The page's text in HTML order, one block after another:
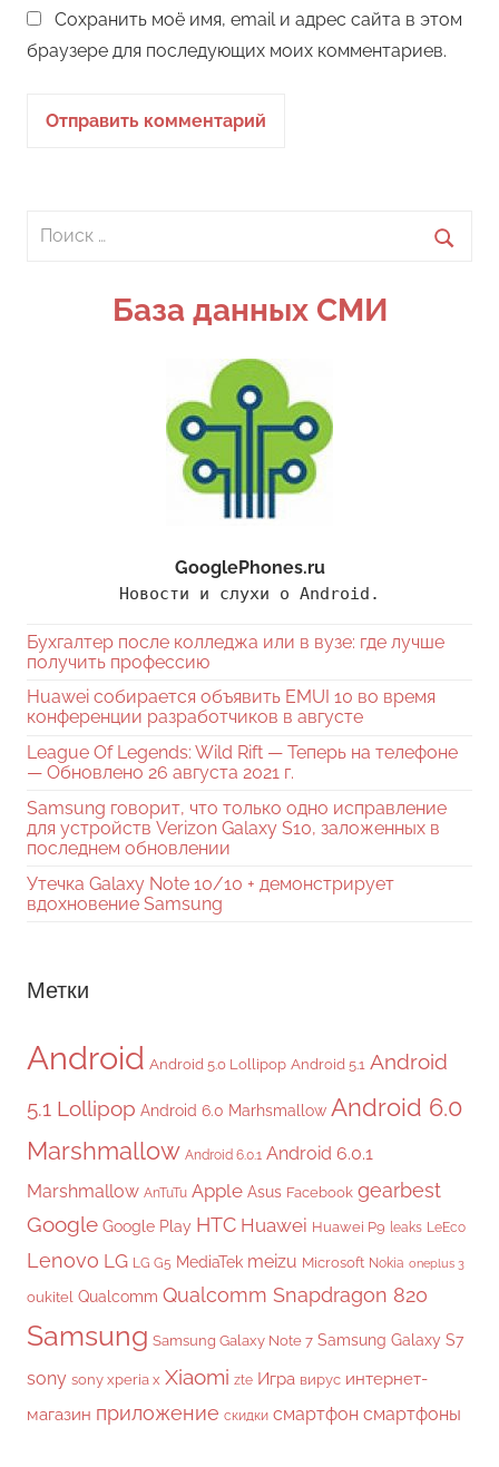
Сохранить моё имя, email и адрес сайта в этом
браузере для последующих моих комментариев.
Поиск
База данных СМИ
GooglePhones.ru
Новости и слухи о Android.
Бухгалтер после колледжа или в вузе: где лучше
получить профессию
Huawei собирается объявить EMUI 10 во время
конференции разработчиков в августе
League Of Legends: Wild Rift — Теперь на телефоне
— Обновлено 26 августа 2021 г.
Samsung говорит, что только одно исправление
для устройств Verizon Galaxy S10, заложенных в
последнем обновлении
Утечка Galaxy Note 10/10 + демонстрирует
вдохновение Samsung
Метки
Android Android 5.0 Lollipop Android 5.1 Android
5.1 Lollipop Android 6.0 Marhsmallow Android 6.0
Marshmallow Android 6.0.1 Android 6.0.1
Marshmallow AnTuTu Apple Asus Facebook gearbest
Google Google Play HTC Huawei Huawei P9 leaks LeEco
Lenovo LG LG G5 MediaTek meizu Microsoft Nokia oneplus 3
oukitel Qualcomm Qualcomm Snapdragon 820
Samsung Samsung Galaxy Note 7 Samsung Galaxy S7
sony sony xperia x Xiaomi zte Игра вирус интернет-
магазин приложение скидки смартфон смартфоны